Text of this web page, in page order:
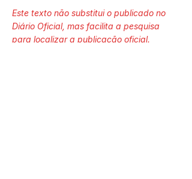
Este texto não substitui o publicado no
Diário Oficial, mas facilita a pesquisa
para localizar a publicação oficial.